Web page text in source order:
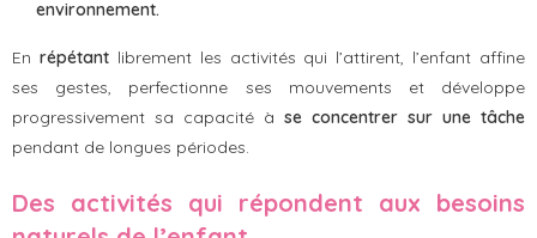
environnement.
En répétantlibrement les activités qui l’attirent, l’enfant affine
ses gestes, perfectionne ses mouvements et développe
progressivement sa capacité à se concentrer sur une tâche
pendant de longues périodes.
Des activités qui répondent aux besoins